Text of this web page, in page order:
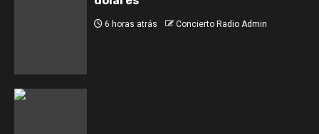
6 horas atrás Concierto Radio Admin